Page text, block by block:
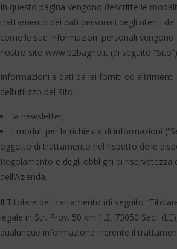
In questo pagina vengono descritte le
trattamento dei dati personali degli utenti
come le sue informazioni personali
nostro sito www.b2bagno.it (di seguito
Informazioni e dati da lei forniti od altrimenti
dell’utilizzo del Sito:
la newsletter;
i moduli per la richiesta di informazioni
oggetto di trattamento nel rispetto delle
Regolamento e degli obblighi di riservatezza
dell’Azienda.
Il Titolare del trattamento (di seguito
legale in Str. Prov. 50 km 1.2, 73050 Seclì
qualunque informazione inerente il